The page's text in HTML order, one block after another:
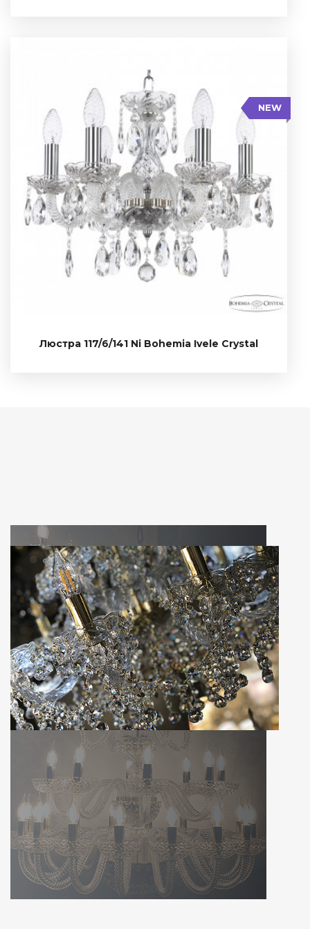
Люстра 117/6/141 Ni Bohemia Ivele Crystal
NEW
NEW
117/6/141 Ni
Тип: Стеклянный рожок
Цвет арматуры: Никель/
Кол-во ламп: 6
Диаметр: 43 см
Высота: 32 см